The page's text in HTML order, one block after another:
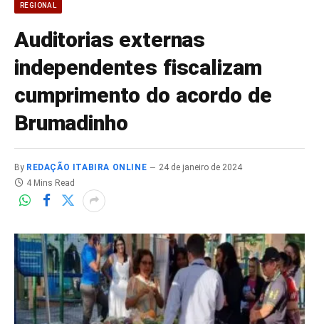
REGIONAL
Auditorias externas
independentes fiscalizam
cumprimento do acordo de
Brumadinho
By REDAÇÃO ITABIRA ONLINE
24 de janeiro de 2024
4 Mins Read